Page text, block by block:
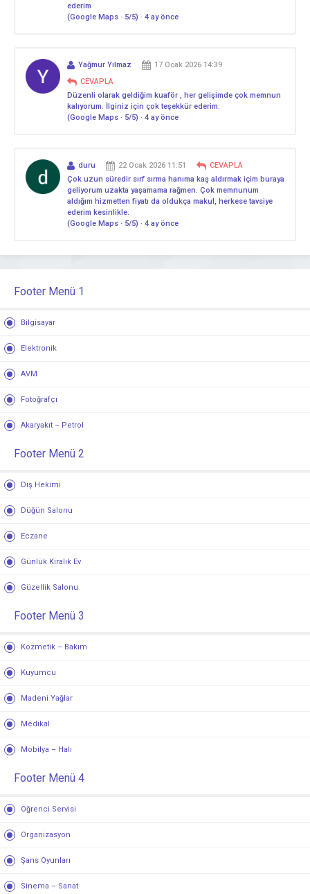
ederim
(Google Maps · 5/5) · 4 ay önce
Yağmur Yılmaz
17 Ocak 2026 14:39
CEVAPLA
Düzenli olarak geldiğim kuaför , her gelişimde çok memnun
kalıyorum. İlginiz için çok teşekkür ederim.
(Google Maps · 5/5) · 4 ay önce
duru 22 Ocak 2026 11:51
CEVAPLA
Çok uzun süredir sırf sırma hanıma kaş aldırmak içim buraya
geliyorum uzakta yaşamama rağmen. Çok memnunum
aldığım hizmetten fiyatı da oldukça makul, herkese tavsiye
ederim kesinlikle.
(Google Maps · 5/5) · 4 ay önce
Footer Menü 1
Bilgisayar
Elektronik
AVM
Fotoğrafçı
Akaryakıt – Petrol
Footer Menü 2
Diş Hekimi
Düğün Salonu
Eczane
Günlük Kiralık Ev
Güzellik Salonu
Footer Menü 3
Kozmetik – Bakım
Kuyumcu
Madeni Yağlar
Medikal
Mobilya – Halı
Footer Menü 4
Öğrenci Servisi
Organizasyon
Şans Oyunları
Sinema – Sanat